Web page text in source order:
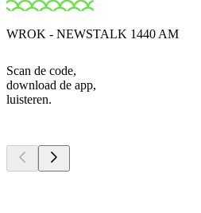
WROK - NEWSTALK 1440 AM
Scan de code,
download de app,
luisteren.